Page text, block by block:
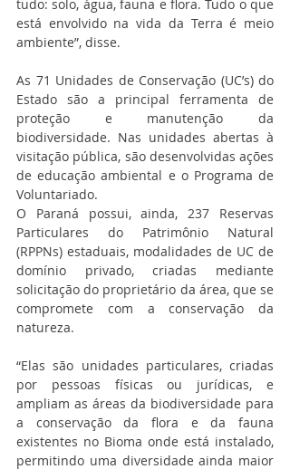
tudo: solo, água, fauna e flora. Tudo o que
está envolvido na vida da Terra é meio
ambiente”, disse.
As 71 Unidades de Conservação (UC’s) do
Estado são a principal ferramenta de
proteção e manutenção da
biodiversidade. Nas unidades abertas à
visitação pública, são desenvolvidas ações
de educação ambiental e o Programa de
Voluntariado.
O Paraná possui, ainda, 237 Reservas
Particulares do Patrimônio Natural
(RPPNs) estaduais, modalidades de UC de
domínio privado, criadas mediante
solicitação do proprietário da área, que se
compromete com a conservação da
natureza.
“Elas são unidades particulares, criadas
por pessoas físicas ou jurídicas, e
ampliam as áreas da biodiversidade para
a conservação da flora e da fauna
existentes no Bioma onde está instalado,
permitindo uma diversidade ainda maior